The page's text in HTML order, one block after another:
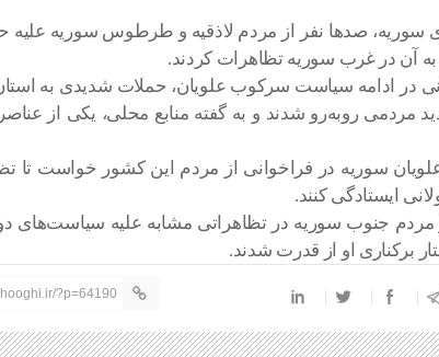
سوریه، صد‌ها نفر از مردم لاذقیه و طرطوس سوریه
آن در غرب سوریه تظاهرات کردند.
در ادامه سیاست سرکوب علویان، حملات شدیدی به استان
مردمی رو‌به‌رو شدند و به گفته منابع محلی، یکی از
سوریه در فراخوانی از مردم این کشور خواست تا
ایستادگی کنند.
مردم جنوب سوریه در تظاهراتی مشابه علیه سیاست‌های
برکناری او از قدرت شدند.
?p=64190